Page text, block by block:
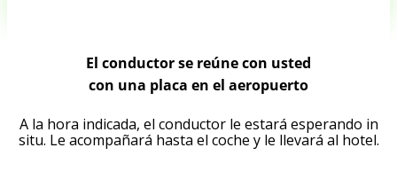
El conductor se reúne con usted
con una placa en el aeropuerto
A la hora indicada, el conductor le estará esperando in
situ. Le acompañará hasta el coche y le llevará al hotel.